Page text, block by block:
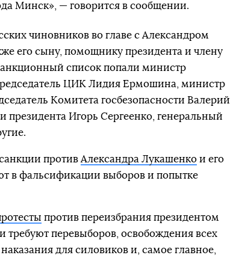
Минск», — говорится в сообщении.
чиновников во главе с Александром
его сыну, помощнику президента и члену
список попали министр
ЦИК Лидия Ермошина, министр
Комитета госбезопасности Валерий
президента Игорь Сергеенко, генеральный
против Александра Лукашенкои его
в фальсификации выборов и попытке
против переизбрания президентом
перевыборов, освобождения всех
для силовиков и, самое главное,